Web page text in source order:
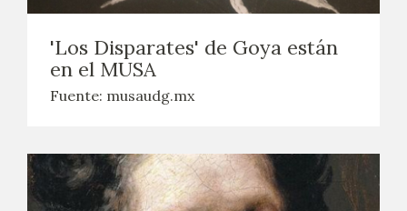
'Los Disparates' de Goya están
en el MUSA
Fuente: musaudg.mx